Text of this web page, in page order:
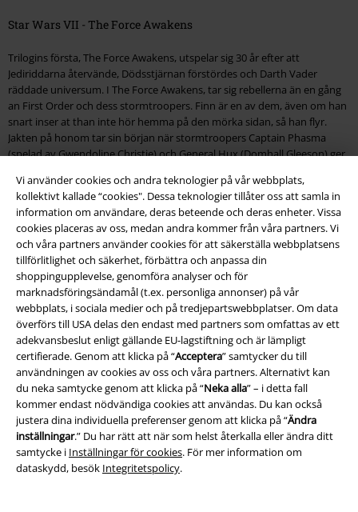
Vi använder cookies och andra teknologier på vår webbplats,
kollektivt kallade “cookies". Dessa teknologier tillåter oss att samla in
information om användare, deras beteende och deras enheter. Vissa
cookies placeras av oss, medan andra kommer från våra partners. Vi
och våra partners använder cookies för att säkerställa webbplatsens
tillförlitlighet och säkerhet, förbättra och anpassa din
shoppingupplevelse, genomföra analyser och för
marknadsföringsändamål (t.ex. personliga annonser) på vår
webbplats, i sociala medier och på tredjepartswebbplatser. Om data
överförs till USA delas den endast med partners som omfattas av ett
adekvansbeslut enligt gällande EU-lagstiftning och är lämpligt
certifierade. Genom att klicka på “Acceptera” samtycker du till
användningen av cookies av oss och våra partners. Alternativt kan
du neka samtycke genom att klicka på “Neka alla” – i detta fall
kommer endast nödvändiga cookies att användas. Du kan också
justera dina individuella preferenser genom att klicka på “Ändra
inställningar.” Du har rätt att när som helst återkalla eller ändra ditt
samtycke i Inställningar för cookies. För mer information om
dataskydd, besök Integritetspolicy.
Star Wars VII - The Force Awakens
Trilogins första, The Force Awakens, utspelar sig 30 år efter att
Jediriddarna återvände, Dödsstjärnan förstördes och Darth Vader
räddade universum. I The Force Awakens, tar sig rebellerna än en gång
an First Order och dess stormtroopers. Finn är en av dem, även om han
snart inser at than inte hör hemma på den mörka sidan, så han flyr.
Jakten på honom tar sin början när stormtroopers Captain Phasma
(spelad av Gwendoline Christie) och General Hux (Domhall Gleeson) ger
Finns flykt är inte helt enkelt, han krashlandar i sanden på planeten
Jakku, där han möter Rey, en tuff liten kvinna som rotar bland
rymdskeppsvrak för att byta deras delar mot mat. En dag hittar hon
något extremt värdefullt: ett ljussvärd! Och inte vilket som helst, detta
tillhörde en gång självaste Luke Skywalker, och det är många
ondskefulla karaktärer som vill lägga beslag på det. En av dessa är Kylo
Ren, medlem av Knights of Ren och Darth Vader-fanatiker. Den
stegrande dynamiken leder till en episk strid, med lite överraskande
vändningar. Det är inte bara Star Wars-historien som fängslar oss, även
här bidrar skådespelarna med sina rollprestationer.
Star Wars Episode 8: The Last Jedi
KOmmer du ihåg när du fick gåshud av att se den första trailern för
Episod 7? Och när trailern för Episod 8 kom, tappade vi hakan helt…! Så
vad handlar The Last Jedi om? Episod 8 tar vid där föregångaren slutade,
Rey landar påAhch-To, en liten avlägsen planet, där hon möter Luke
Skywalker, galaxens sista Jedi, och därmed orderns sista ledare. Rey är